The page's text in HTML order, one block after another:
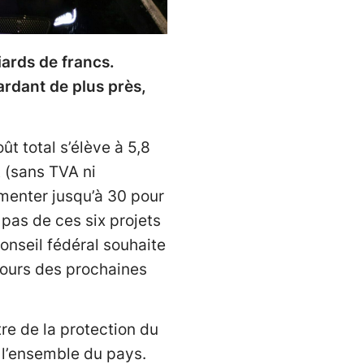
de francs.
de plus près,
total s’élève à 5,8
TVA ni
jusqu’à 30 pour
de ces six projets
fédéral souhaite
des prochaines
de la protection du
du pays.